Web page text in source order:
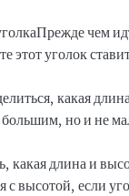
чем
этот уголок
какая
но и не
какая длина и
с высотой, если